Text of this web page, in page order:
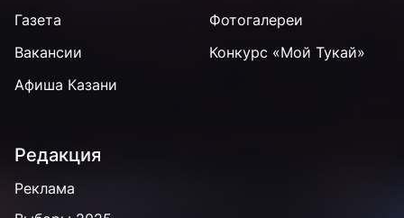
Газета
Фотогалереи
Вакансии
Конкурс «Мой Тукай»
Афиша Казани
Редакция
Реклама